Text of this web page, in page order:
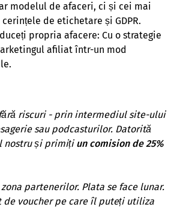
modelul de afaceri, ci și cei mai
de etichetare și GDPR.
propria afacere: Cu o strategie
afiliat într-un mod
riscuri - prin intermediul site-ului
sau podcasturilor. Datorită
nostru și primițiun comision de 25%
partenerilor. Plata se face lunar.
de voucher pe care îl puteți utiliza